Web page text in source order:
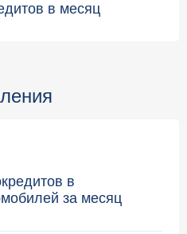
в месяц
в
за месяц